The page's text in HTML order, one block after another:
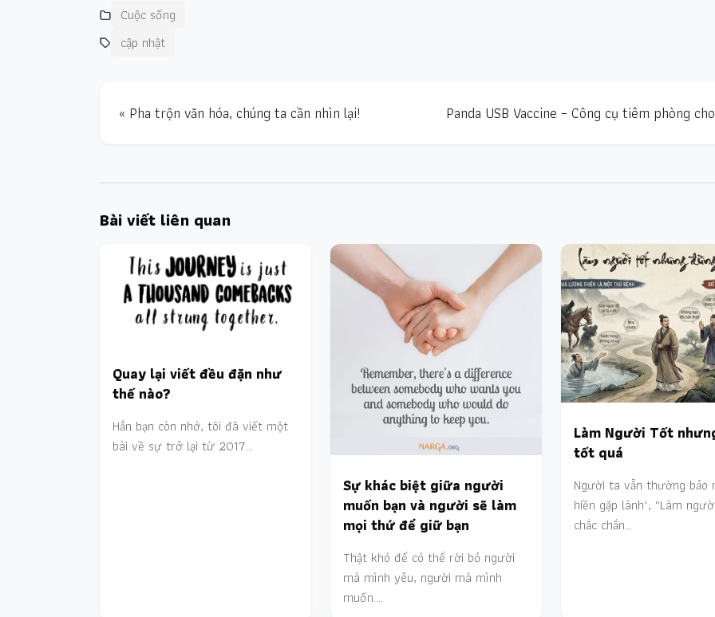
Cuộc sống
cập nhật
« Pha trộn văn hóa, chúng ta cần nhìn lại! Panda USB Vaccine – Công cụ tiêm phòng
Bài viết liên quan
Quay lại viết đều đặn như
thế nào?
Hẳn bạn còn nhớ, tôi đã viết một
bài về sự trở lại từ 2017…
Sự khác biệt giữa người
muốn bạn và người sẽ làm
mọi thứ để giữ bạn
Thật khó để có thể rời bỏ người
mà mình yêu, người mà mình
muốn.…
Làm Người Tốt
tốt quá
Người ta vẫn thường bảo
hiền gặp lành"; ''Làm
chắc chắn…